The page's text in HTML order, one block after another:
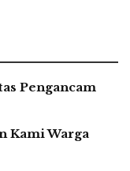
Pengancam
Kami Warga